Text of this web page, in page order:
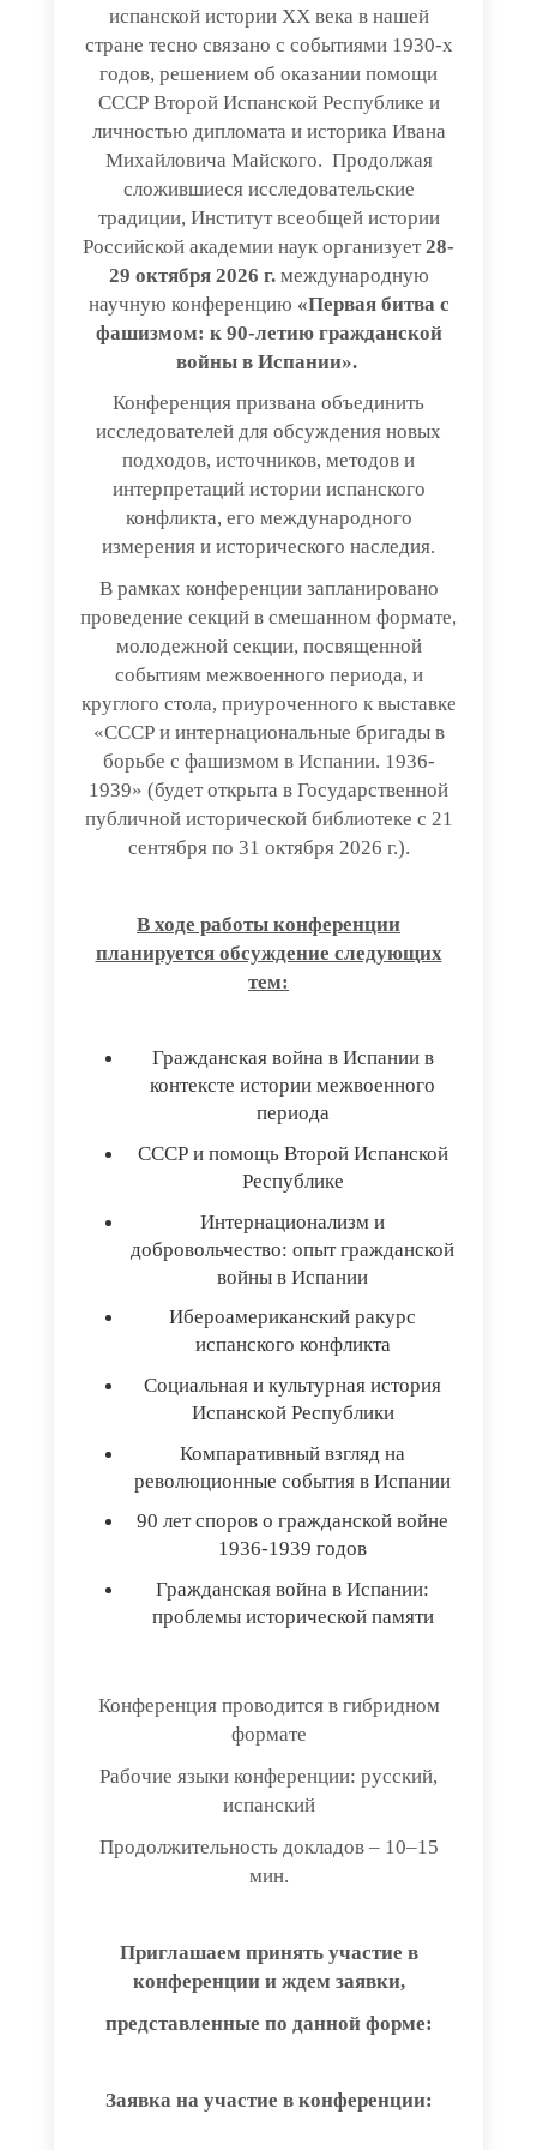
испанской истории ХХ века в нашей
стране тесно связано с событиями 1930-х
годов, решением об оказании помощи
СССР Второй Испанской Республике и
личностью дипломата и историка Ивана
Михайловича Майского. Продолжая
сложившиеся исследовательские
традиции, Институт всеобщей истории
Российской академии наук организует28-
29 октября 2026 г.международную
научную конференцию «Первая битва с
фашизмом: к 90-летию гражданской
войны в Испании».
Конференция призвана объединить
исследователей для обсуждения новых
подходов, источников, методов и
интерпретаций истории испанского
конфликта, его международного
измерения и исторического наследия.
В рамках конференции запланировано
проведение секций в смешанном формате,
молодежной секции, посвященной
событиям межвоенного периода, и
круглого стола, приуроченного к выставке
«СССР и интернациональные бригады в
борьбе с фашизмом в Испании. 1936-
1939» (будет открыта в Государственной
публичной исторической библиотеке с 21
сентября по 31 октября 2026 г.).
В ходе работы конференции
планируется обсуждение следующих
тем:
Гражданская война в Испании в
контексте истории межвоенного
периода
СССР и помощь Второй Испанской
Республике
Интернационализм и
добровольчество: опыт гражданской
войны в Испании
Ибероамериканский ракурс
испанского конфликта
Социальная и культурная история
Испанской Республики
Компаративный взгляд на
революционные события в Испании
90 лет споров о гражданской войне
1936-1939 годов
Гражданская война в Испании:
проблемы исторической памяти
Конференция проводится в гибридном
формате
Рабочие языки конференции: русский,
испанский
Продолжительность докладов – 10–15
мин.
Приглашаем принять участие в
конференции и ждем заявки,
представленные по данной форме:
Заявка на участие в конференции: